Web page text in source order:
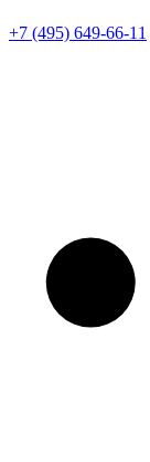
+7 (495) 649-66-11